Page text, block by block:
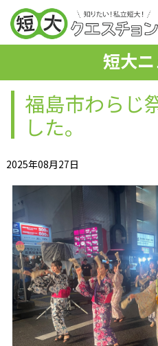
短大
福島市わらじ
した。
2025年08月27日